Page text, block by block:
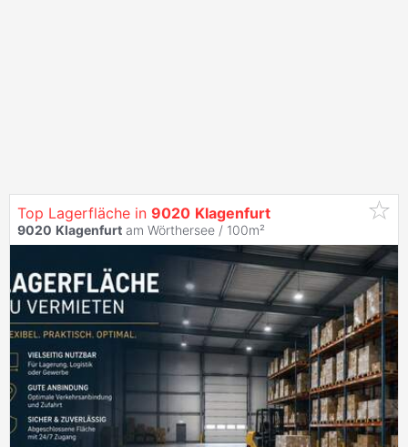
Top Lagerfläche in 9020 Klagenfurt
9020 Klagenfurt am Wörthersee / 100m²